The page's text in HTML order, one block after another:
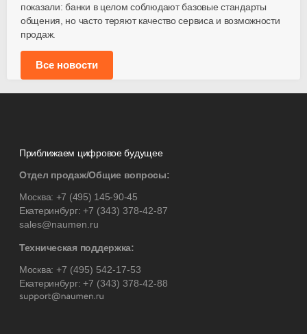
показали: банки в целом соблюдают базовые стандарты
общения, но часто теряют качество сервиса и возможности
продаж.
Все новости
Приближаем цифровое будущее
Отдел продаж/Общие вопросы:
Москва: +7 (495) 145-90-45
Екатеринбург:+7 (343) 378-42-87
sales@naumen.ru
Техническая поддержка:
Москва: +7 (495) 542-17-53
Екатеринбург:+7 (343) 378-42-88